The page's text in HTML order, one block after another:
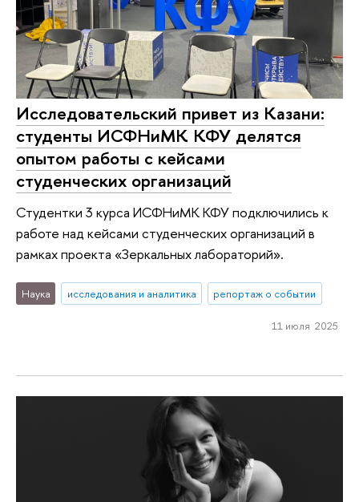
Исследовательский привет из Казани:
студенты ИСФНиМК КФУ делятся
опытом работы с кейсами
студенческих организаций
Студентки 3 курса ИСФНиМК КФУ подключились к
работе над кейсами студенческих организаций в
рамках проекта «Зеркальных лабораторий».
Наука исследования и аналитика репортаж о событии
11 июля 2025